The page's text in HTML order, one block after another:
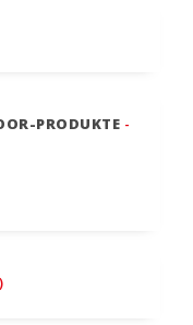
PRODUKTE -